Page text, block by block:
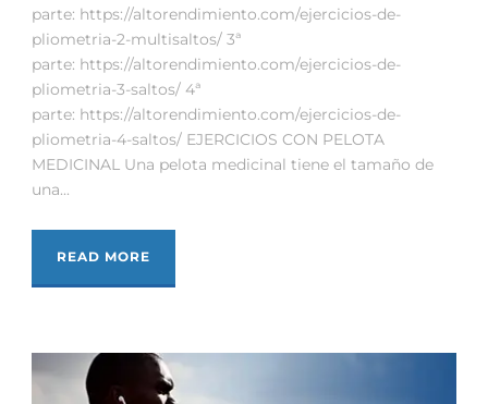
parte: https://altorendimiento.com/ejercicios-de-
pliometria-2-multisaltos/ 3ª
parte: https://altorendimiento.com/ejercicios-de-
pliometria-3-saltos/ 4ª
parte: https://altorendimiento.com/ejercicios-de-
pliometria-4-saltos/ EJERCICIOS CON PELOTA
MEDICINAL Una pelota medicinal tiene el tamaño de
una...
READ MORE